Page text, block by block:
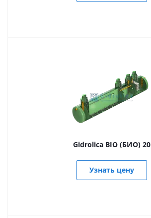
Gidrolica BIO (БИО) 20
Узнать цену